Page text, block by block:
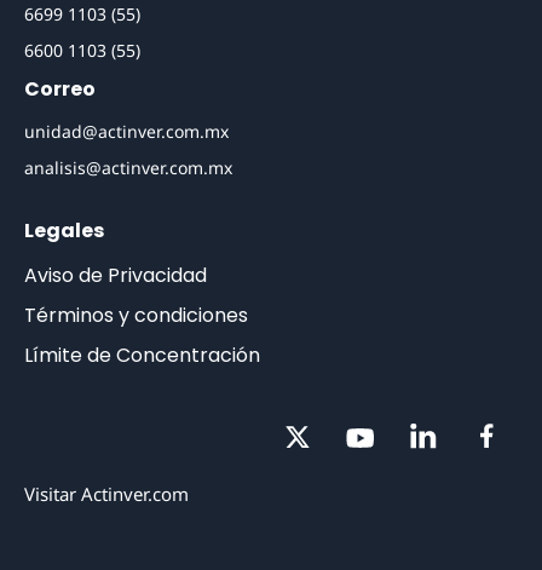
(55) 1103 6699
(55) 1103 6600
Correo
unidad@actinver.com.mx
analisis@actinver.com.mx
Legales
Aviso de Privacidad
Términos y condiciones
Límite de Concentración
Visitar Actinver.com